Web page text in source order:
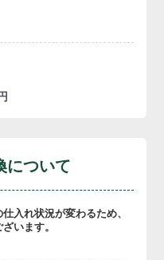
について
入れ状況が変わるため、
います。